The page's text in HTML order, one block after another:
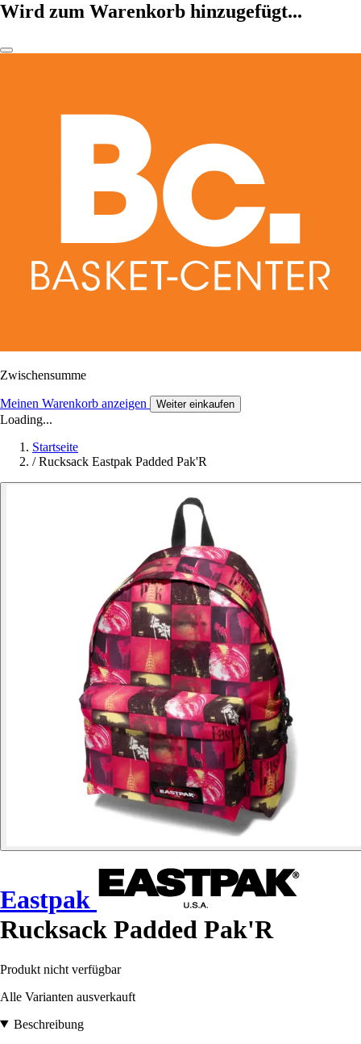
Wird zum Warenkorb hinzugefügt...
Zwischensumme
Meinen Warenkorb anzeigen Weiter einkaufen
Loading...
Startseite
/ Rucksack Eastpak Padded Pak'R
Eastpak
Rucksack Padded Pak'R
Produkt nicht verfügbar
Alle Varianten ausverkauft
Beschreibung